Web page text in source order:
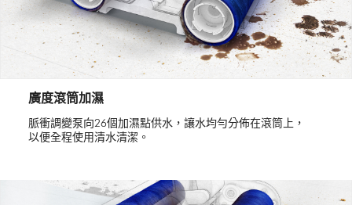
廣度滾筒加濕
脈衝調變泵向26個加濕點供水，讓水均勻分佈在滾筒上，
以便全程使用清水清潔。